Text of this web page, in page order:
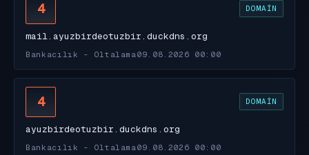
4 DOMAIN
mail.ayuzbirdeotuzbir.duckdns.org
Bankacılık - Oltalama 09.08.2026 00:00
4 DOMAIN
ayuzbirdeotuzbir.duckdns.org
Bankacılık - Oltalama 09.08.2026 00:00